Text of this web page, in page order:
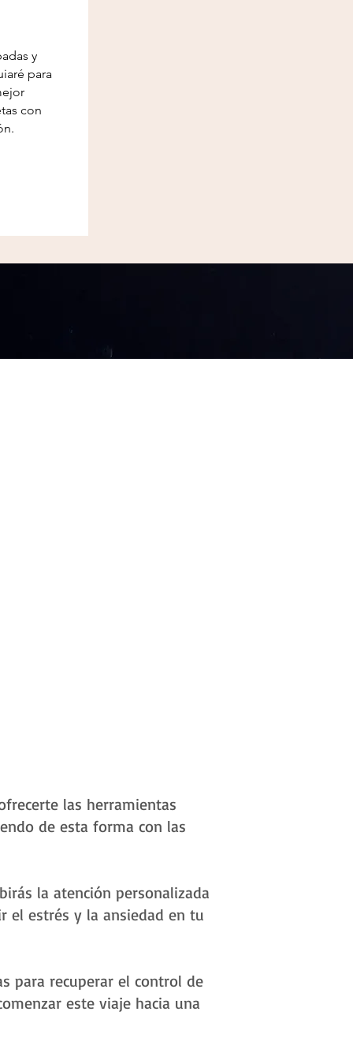
y
para
con
las herramientas
de esta forma con las
la atención personalizada
el estrés y la ansiedad en tu
para recuperar el control de
este viaje hacia una